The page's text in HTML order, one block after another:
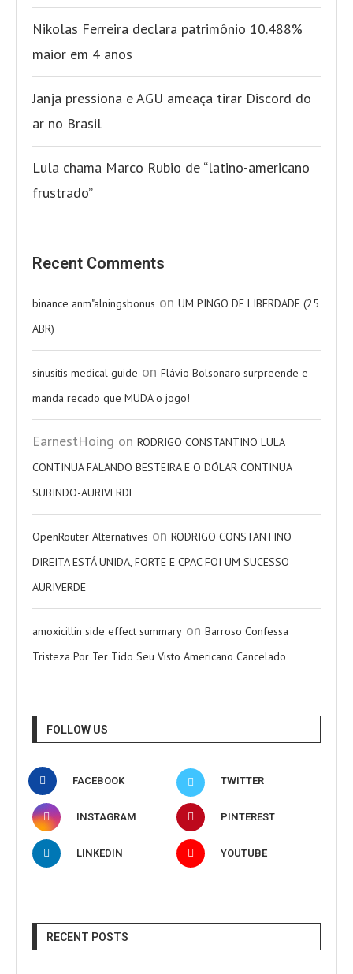
Nikolas Ferreira declara patrimônio 10.488%
maior em 4 anos
Janja pressiona e AGU ameaça tirar Discord do
ar no Brasil
Lula chama Marco Rubio de “latino-americano
frustrado”
Recent Comments
binance anm"alningsbonus on UM PINGO DE LIBERDADE (25
ABR)
sinusitis medical guide on Flávio Bolsonaro surpreende e
manda recado que MUDA o jogo!
EarnestHoing on RODRIGO CONSTANTINO LULA
CONTINUA FALANDO BESTEIRA E O DÓLAR CONTINUA
SUBINDO-AURIVERDE
OpenRouter Alternatives on RODRIGO CONSTANTINO
DIREITA ESTÁ UNIDA, FORTE E CPAC FOI UM SUCESSO-
AURIVERDE
amoxicillin side effect summary on Barroso Confessa
Tristeza Por Ter Tido Seu Visto Americano Cancelado
FOLLOW US
FACEBOOK TWITTER
INSTAGRAM PINTEREST
LINKEDIN YOUTUBE
RECENT POSTS